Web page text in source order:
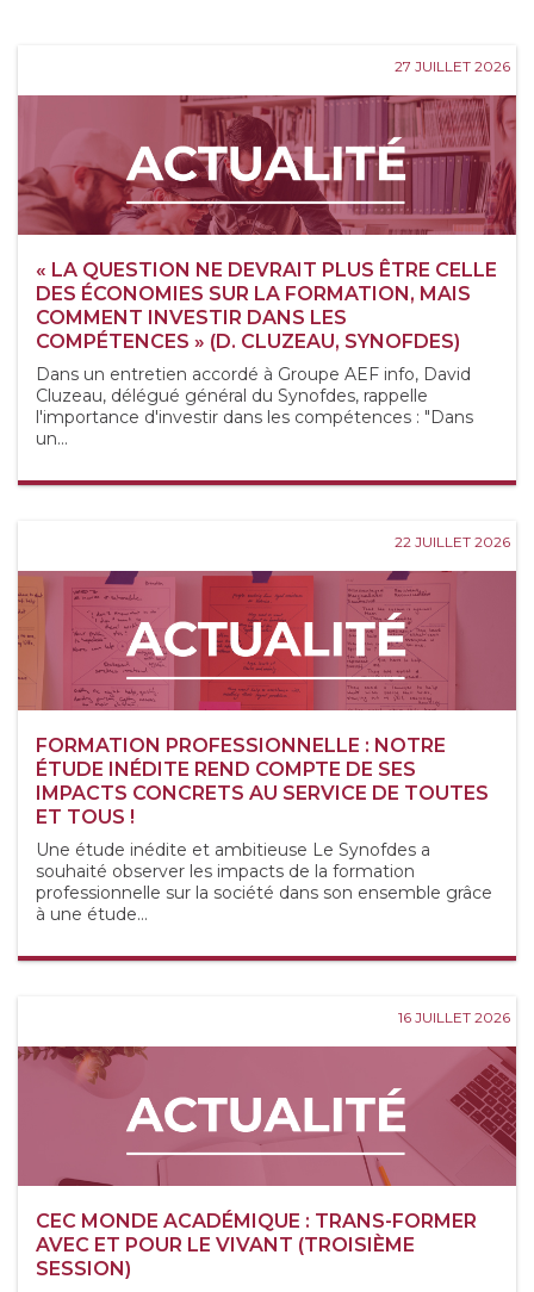
27 JUILLET 2026
« LA QUESTION NE DEVRAIT PLUS ÊTRE CELLE
DES ÉCONOMIES SUR LA FORMATION, MAIS
COMMENT INVESTIR DANS LES
COMPÉTENCES » (D. CLUZEAU, SYNOFDES)
Dans un entretien accordé à Groupe AEF info, David
Cluzeau, délégué général du Synofdes, rappelle
l'importance d'investir dans les compétences : "Dans
un...
22 JUILLET 2026
FORMATION PROFESSIONNELLE : NOTRE
ÉTUDE INÉDITE REND COMPTE DE SES
IMPACTS CONCRETS AU SERVICE DE TOUTES
ET TOUS !
Une étude inédite et ambitieuse Le Synofdes a
souhaité observer les impacts de la formation
professionnelle sur la société dans son ensemble grâce
à une étude...
16 JUILLET 2026
CEC MONDE ACADÉMIQUE : TRANS-FORMER
AVEC ET POUR LE VIVANT (TROISIÈME
SESSION)